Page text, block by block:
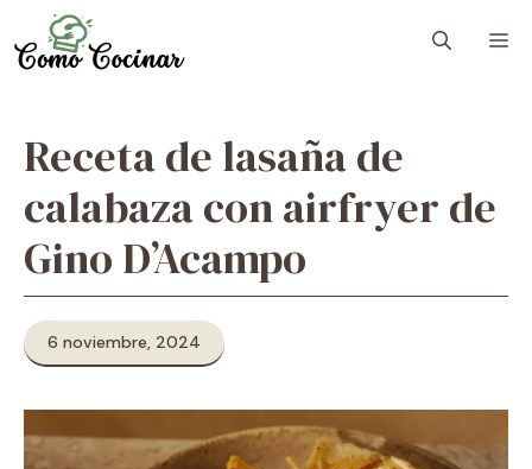
to
content
Receta de lasaña de
calabaza con airfryer de
Gino D’Acampo
6 noviembre, 2024